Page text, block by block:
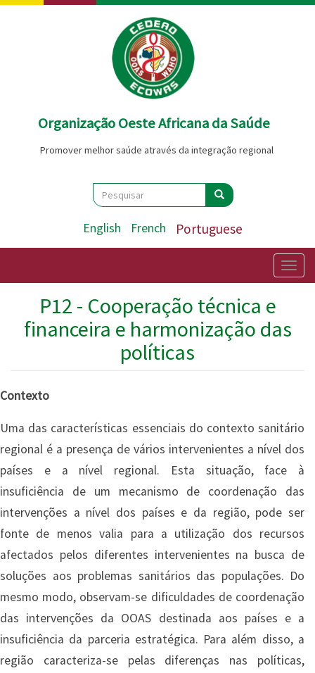
Passar
Organização Oeste Africana da Saúde
Promover melhor saúde através da integração regional
Search
Pesquisar Pesquisar
English French Portuguese
P12 - Cooperação técnica e
financeira e harmonização das
políticas
Contexto
Uma das características essenciais do contexto sanitário
regional é a presença de vários intervenientes a nível dos
países e a nível regional. Esta situação, face à
insuficiência de um mecanismo de coordenação das
intervenções a nível dos países e da região, pode ser
fonte de menos valia para a utilização dos recursos
afectados pelos diferentes intervenientes na busca de
soluções aos problemas sanitários das populações. Do
mesmo modo, observam-se dificuldades de coordenação
das intervenções da OOAS destinada aos países e a
insuficiência da parceria estratégica. Para além disso, a
região caracteriza-se pelas diferenças nas políticas,